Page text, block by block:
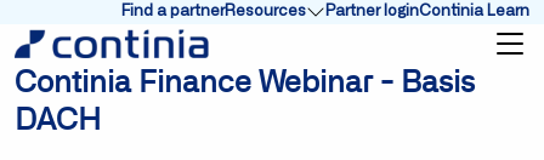
Find a partnerResources Show submenu for Resources
Partner loginContinia Learn
Continia Finance Webinar - Basis
DACH